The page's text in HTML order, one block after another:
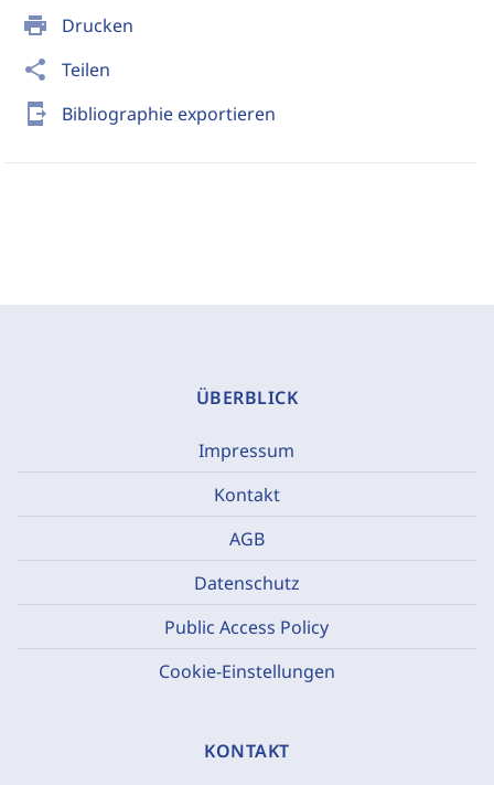
print Drucken
share Teilen
send_to_mobile Bibliographie exportieren
ÜBERBLICK
Impressum
Kontakt
AGB
Datenschutz
Public Access Policy
Cookie-Einstellungen
KONTAKT